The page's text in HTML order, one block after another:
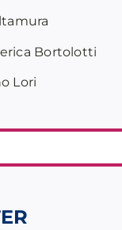
Bortolotti
Lori